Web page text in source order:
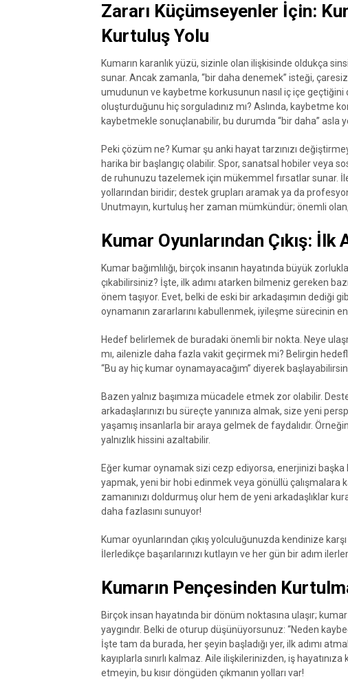
Zararı Küçümseyenler İçin:
Kurtuluş Yolu
Kumarın karanlık yüzü, sizinle olan ilişkisinde oldukça
sunar. Ancak zamanla, “bir daha denemek” isteği,
umudunun ve kaybetme korkusunun nasıl iç içe
oluşturduğunu hiç sorguladınız mı? Aslında, kaybetme
kaybetmekle sonuçlanabilir, bu durumda “bir daha” asla
Peki çözüm ne? Kumar şu anki hayat tarzınızı
harika bir başlangıç olabilir. Spor, sanatsal hobiler veya
de ruhunuzu tazelemek için mükemmel fırsatlar sunar.
yollarından biridir; destek grupları aramak ya da
Unutmayın, kurtuluş her zaman mümkündür; önemli olan,
Kumar Oyunlarından Çıkış: İlk
Kumar bağımlılığı, birçok insanın hayatında büyük
çıkabilirsiniz? İşte, ilk adımı atarken bilmeniz gereken
önem taşıyor. Evet, belki de eski bir arkadaşımın dediği
oynamanın zararlarını kabullenmek, iyileşme sürecinin en
Hedef belirlemek de buradaki önemli bir nokta. Neye
mı, ailenizle daha fazla vakit geçirmek mi? Belirgin
“Bu ay hiç kumar oynamayacağım” diyerek
Bazen yalnız başımıza mücadele etmek zor olabilir.
arkadaşlarınızı bu süreçte yanınıza almak, size yeni
yaşamış insanlarla bir araya gelmek de faydalıdır.
yalnızlık hissini azaltabilir.
Eğer kumar oynamak sizi cezp ediyorsa, enerjinizi
yapmak, yeni bir hobi edinmek veya gönüllü çalışmalara
zamanınızı doldurmuş olur hem de yeni arkadaşlıklar
daha fazlasını sunuyor!
Kumar oyunlarından çıkış yolculuğunuzda kendinize
İlerledikçe başarılarınızı kutlayın ve her gün bir adım
Kumarın Pençesinden
Birçok insan hayatında bir dönüm noktasına ulaşır;
yaygındır. Belki de oturup düşünüyorsunuz: “Neden
İşte tam da burada, her şeyin başladığı yer, ilk adımı
kayıplarla sınırlı kalmaz. Aile ilişkilerinizden, iş
etmeyin, bu kısır döngüden çıkmanın yolları var!